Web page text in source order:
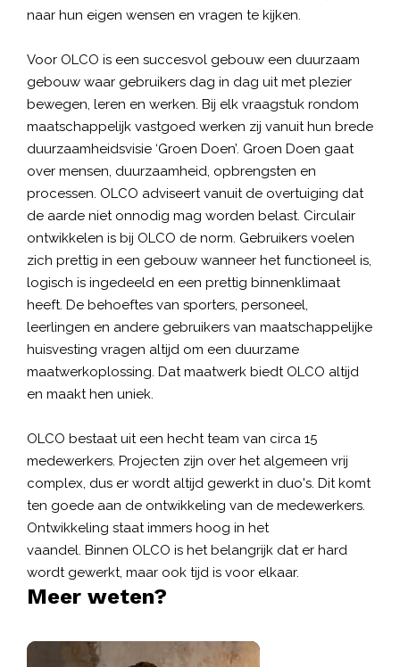
naar hun eigen wensen en vragen te kijken.
Voor OLCO is een succesvol gebouw een duurzaam
gebouw waar gebruikers dag in dag uit met plezier
bewegen, leren en werken. Bij elk vraagstuk rondom
maatschappelijk vastgoed werken zij vanuit hun brede
duurzaamheidsvisie ‘Groen Doen’. Groen Doen gaat
over mensen, duurzaamheid, opbrengsten en
processen. OLCO adviseert vanuit de overtuiging dat
de aarde niet onnodig mag worden belast. Circulair
ontwikkelen is bij OLCO de norm. Gebruikers voelen
zich prettig in een gebouw wanneer het functioneel is,
logisch is ingedeeld en een prettig binnenklimaat
heeft. De behoeftes van sporters, personeel,
leerlingen en andere gebruikers van maatschappelijke
huisvesting vragen altijd om een duurzame
maatwerkoplossing. Dat maatwerk biedt OLCO altijd
en maakt hen uniek.
OLCO bestaat uit een hecht team van circa 15
medewerkers. Projecten zijn over het algemeen vrij
complex, dus er wordt altijd gewerkt in duo's. Dit komt
ten goede aan de ontwikkeling van de medewerkers.
Ontwikkeling staat immers hoog in het
vaandel. Binnen OLCO is het belangrijk dat er hard
wordt gewerkt, maar ook tijd is voor elkaar.
Meer weten?